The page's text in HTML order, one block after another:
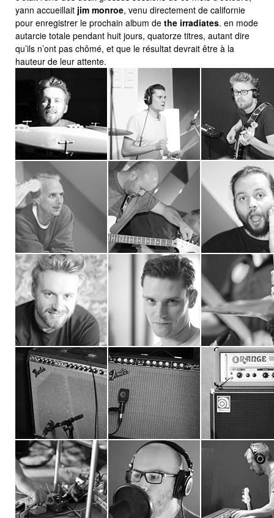
yann accueillait jim monroe, venu directement de californie
pour enregistrer le prochain album de the irradiates. en mode
autarcie totale pendant huit jours, quatorze titres, autant dire
qu’ils n’ont pas chômé, et que le résultat devrait être à la
hauteur de leur attente.